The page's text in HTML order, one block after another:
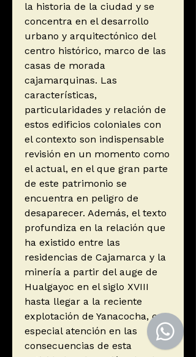
la historia de la ciudad y se
concentra en el desarrollo
urbano y arquitectónico del
centro histórico, marco de las
casas de morada
cajamarquinas. Las
características,
particularidades y relación de
estos edificios coloniales con
el contexto son indispensable
revisión en un momento como
el actual, en el que gran parte
de este patrimonio se
encuentra en peligro de
desaparecer. Además, el texto
profundiza en la relación que
ha existido entre las
residencias de Cajamarca y la
minería a partir del auge de
Hualgayoc en el siglo XVIII
hasta llegar a la reciente
explotación de Yanacocha, con
especial atención en las
consecuencias de esta